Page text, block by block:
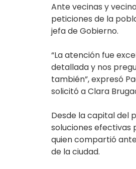
Ante vecinas y
peticiones de la
jefa de Gobierno.
“La atención fue
detallada y nos
también”, expresó
solicitó a Clara
Desde la capital del
soluciones efectivas
quien compartió
de la ciudad.